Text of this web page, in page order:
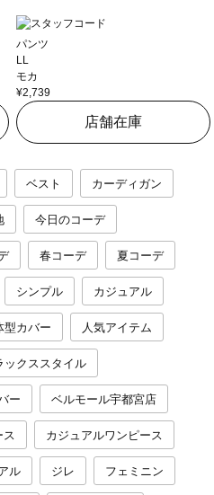
パンツ
LL
モカ
¥2,739
店舗在庫
ベスト カーディガン
今日のコーデ
春コーデ 夏コーデ
シンプル カジュアル
型カバー 人気アイテム
ックススタイル
ー ベルモール宇都宮店
ス カジュアルワンピース
ル ジレ フェミニン